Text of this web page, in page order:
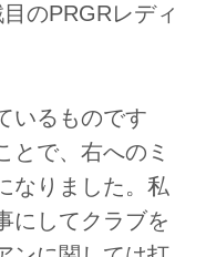
のPRGRレディ
いるものです
とで、右へのミ
なりました。私
にしてクラブを